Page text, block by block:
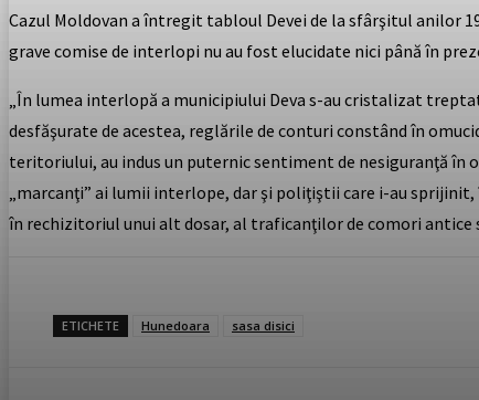
Cazul Moldovan a întregit tabloul Devei de la sfârşitul anilor
grave comise de interlopi nu au fost elucidate nici până în
„În lumea interlopă a municipiului Deva s-au cristalizat
desfăşurate de acestea, reglările de conturi constând în
teritoriului, au indus un puternic sentiment de nesiguranţă în
„marcanţi” ai lumii interlope, dar şi poliţiştii care i-au
în rechizitoriul unui alt dosar, al traficanţilor de comori antice
ETICHETE Hunedoara sasa disici